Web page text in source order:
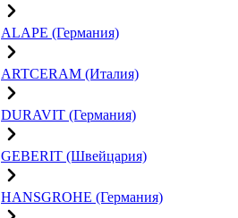
ALAPE (Германия)
ARTCERAM (Италия)
DURAVIT (Германия)
GEBERIT (Швейцария)
HANSGROHE (Германия)